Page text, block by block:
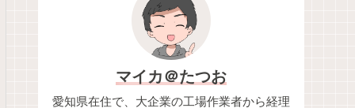
マイカ＠たつお
愛知県在住で、大企業の工場作業者から経理